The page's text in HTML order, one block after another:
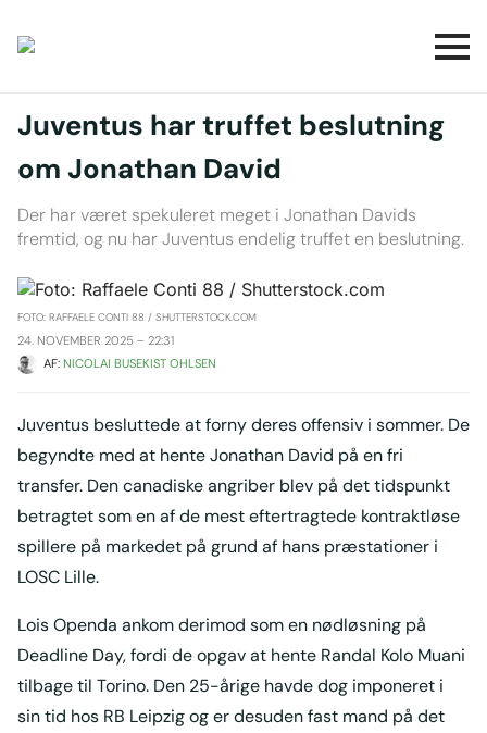
Juventus har truffet beslutning
om Jonathan David
Der har været spekuleret meget i Jonathan Davids
fremtid, og nu har Juventus endelig truffet en beslutning.
FOTO: RAFFAELE CONTI 88 / SHUTTERSTOCK.COM
24. NOVEMBER 2025 – 22:31
AF: NICOLAI BUSEKIST OHLSEN
Juventus besluttede at forny deres offensiv i sommer. De
begyndte med at hente Jonathan David på en fri
transfer. Den canadiske angriber blev på det tidspunkt
betragtet som en af de mest eftertragtede kontraktløse
spillere på markedet på grund af hans præstationer i
LOSC Lille.
Lois Openda ankom derimod som en nødløsning på
Deadline Day, fordi de opgav at hente Randal Kolo Muani
tilbage til Torino. Den 25-årige havde dog imponeret i
sin tid hos RB Leipzig og er desuden fast mand på det